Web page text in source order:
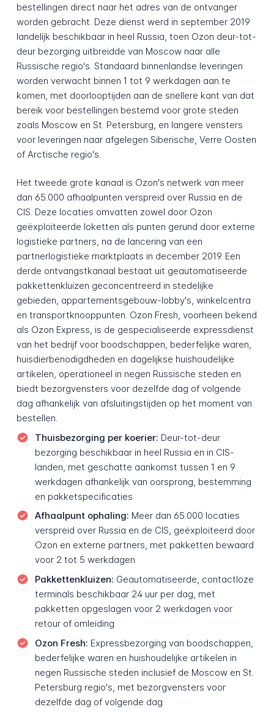
bestellingen direct naar het adres van de ontvanger
worden gebracht. Deze dienst werd in september 2019
landelijk beschikbaar in heel Russia, toen Ozon deur-tot-
deur bezorging uitbreidde van Moscow naar alle
Russische regio's. Standaard binnenlandse leveringen
worden verwacht binnen 1 tot 9 werkdagen aan te
komen, met doorlooptijden aan de snellere kant van dat
bereik voor bestellingen bestemd voor grote steden
zoals Moscow en St. Petersburg, en langere vensters
voor leveringen naar afgelegen Siberische, Verre Oosten
of Arctische regio's.
Het tweede grote kanaal is Ozon's netwerk van meer
dan 65.000 afhaalpunten verspreid over Russia en de
CIS. Deze locaties omvatten zowel door Ozon
geëxploiteerde loketten als punten gerund door externe
logistieke partners, na de lancering van een
partnerlogistieke marktplaats in december 2019. Een
derde ontvangstkanaal bestaat uit geautomatiseerde
pakkettenkluizen geconcentreerd in stedelijke
gebieden, appartementsgebouw-lobby's, winkelcentra
en transportknooppunten. Ozon Fresh, voorheen bekend
als Ozon Express, is de gespecialiseerde expressdienst
van het bedrijf voor boodschappen, bederfelijke waren,
huisdierbenodigdheden en dagelijkse huishoudelijke
artikelen, operationeel in negen Russische steden en
biedt bezorgvensters voor dezelfde dag of volgende
dag afhankelijk van afsluitingstijden op het moment van
bestellen.
Thuisbezorging per koerier: Deur-tot-deur
bezorging beschikbaar in heel Russia en in CIS-
landen, met geschatte aankomst tussen 1 en 9
werkdagen afhankelijk van oorsprong, bestemming
en pakketspecificaties
Afhaalpunt ophaling: Meer dan 65.000 locaties
verspreid over Russia en de CIS, geëxploiteerd door
Ozon en externe partners, met pakketten bewaard
voor 2 tot 5 werkdagen
Pakkettenkluizen: Geautomatiseerde, contactloze
terminals beschikbaar 24 uur per dag, met
pakketten opgeslagen voor 2 werkdagen voor
retour of omleiding
Ozon Fresh: Expressbezorging van boodschappen,
bederfelijke waren en huishoudelijke artikelen in
negen Russische steden inclusief de Moscow en St.
Petersburg regio's, met bezorgvensters voor
dezelfde dag of volgende dag